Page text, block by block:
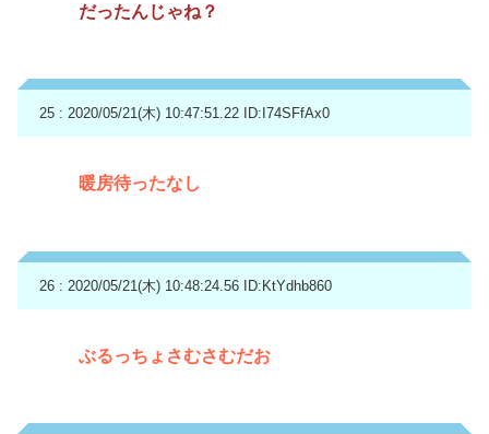
だったんじゃね？
25 : 2020/05/21(木) 10:47:51.22 ID:I74SFfAx0
暖房待ったなし
26 : 2020/05/21(木) 10:48:24.56 ID:KtYdhb860
ぶるっちょさむさむだお